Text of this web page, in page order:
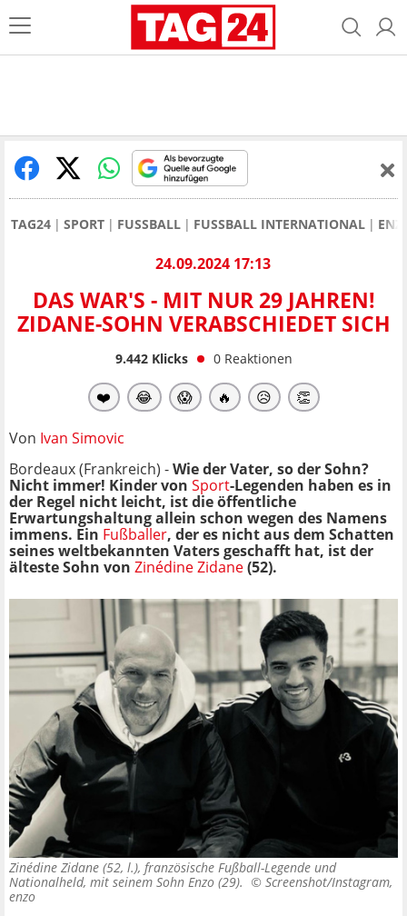
TAG24 SPORT FUSSBALL FUSSBALL INTERNATIONAL
24.09.2024 17:13
DAS WAR'S - MIT NUR 29 JAHREN!
ZIDANE-SOHN VERABSCHIEDET SICH
9.442Klicks 0 Reaktionen
❤️ 😂 😱 🔥 😥 👏
Von Ivan Simovic
Bordeaux (Frankreich) -Wie der Vater, so der Sohn?
Nicht immer! Kinder von Sport-Legenden haben es in
der Regel nicht leicht, ist die öffentliche
Erwartungshaltung allein schon wegen des Namens
immens. Ein Fußballer, der es nicht aus dem Schatten
seines weltbekannten Vaters geschafft hat, ist der
älteste Sohn von Zinédine Zidane(52).
Zinédine Zidane (52, l.), französische Fußball-Legende und
Nationalheld, mit seinem Sohn Enzo (29). © Screenshot/Instagram,
enzo